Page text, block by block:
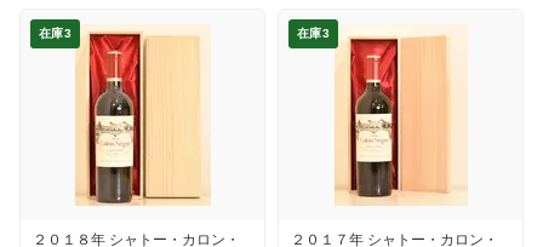
在庫3
２０１８年 シャトー・カロン・
在庫3
２０１７年 シャトー・カロン・